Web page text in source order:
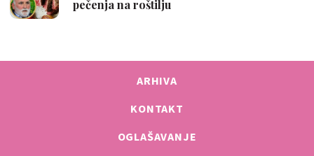
ARHIVA
KONTAKT
OGLAŠAVANJE